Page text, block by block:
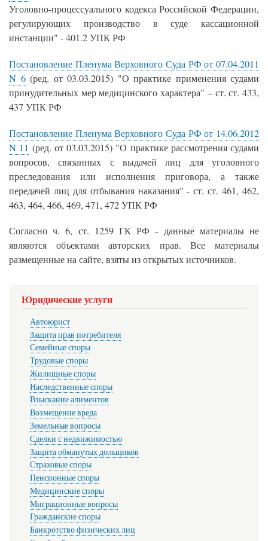
Уголовно-процессуального кодекса Российской Федерации,
регулирующих производство в суде кассационной
инстанции" - 401.2 УПК РФ
Постановление Пленума Верховного Суда РФ от 07.04.2011
N 6(ред. от 03.03.2015) "О практике применения судами
принудительных мер медицинского характера" – ст. ст. 433,
437 УПК РФ
Постановление Пленума Верховного Суда РФ от 14.06.2012
N 11 (ред. от 03.03.2015) "О практике рассмотрения судами
вопросов, связанных с выдачей лиц для уголовного
преследования или исполнения приговора, а также
передачей лиц для отбывания наказания" - ст. ст. 461, 462,
463, 464, 466, 469, 471, 472 УПК РФ
Согласно ч. 6, ст. 1259 ГК РФ - данные материалы не
являются объектами авторских прав. Все материалы
размещенные на сайте, взяты из открытых источников.
Юридические услуги
Автоюрист
Защита прав потребителя
Семейные споры
Трудовые споры
Жилищные споры
Наследственные споры
Взыскание алиментов
Возмещение вреда
Земельные вопросы
Сделки с недвижимостью
Защита обманутых дольщиков
Страховые споры
Пенсионные споры
Медицинские споры
Миграционные вопросы
Гражданские споры
Банкротство физических лиц